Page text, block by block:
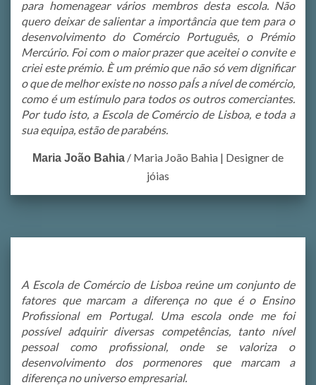
para homenagear vários membros desta escola. Não
quero deixar de salientar a importância que tem para o
desenvolvimento do Comércio Português, o Prémio
Mercúrio. Foi com o maior prazer que aceitei o convite e
criei este prémio. È um prémio que não só vem dignificar
o que de melhor existe no nosso paÍs a nível de comércio,
como é um estímulo para todos os outros comerciantes.
Por tudo isto, a Escola de Comércio de Lisboa, e toda a
sua equipa, estão de parabéns.
Maria João Bahia / Maria João Bahia | Designer de
jóias
A Escola de Comércio de Lisboa reúne um conjunto de
fatores que marcam a diferença no que é o Ensino
Profissional em Portugal. Uma escola onde me foi
possível adquirir diversas competências, tanto nível
pessoal como profissional, onde se valoriza o
desenvolvimento dos pormenores que marcam a
diferença no universo empresarial.